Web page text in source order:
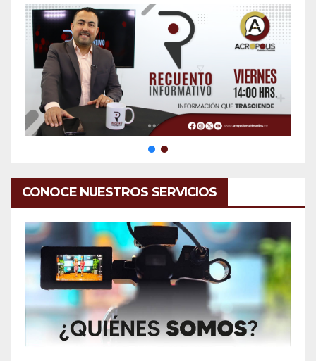
CONOCE NUESTROS SERVICIOS